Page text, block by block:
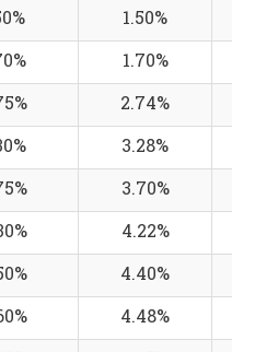
1.50%
1.70%
2.74%
3.28%
3.70%
4.22%
4.40%
4.48%